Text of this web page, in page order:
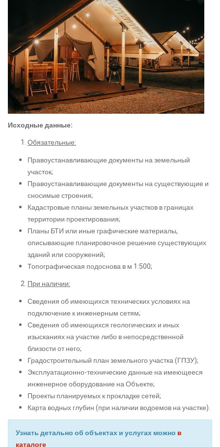
Исходные данные:
Обязательные:
Правоустанавливающие документы на земельный
участок;
Правоустанавливающие документы на существующие и
сносимые строения;
Кадастровые планы земельных участков в границах
территории проектирования;
Планы БТИ или иные графические материалы,
описывающие планировочное решение существующих
зданий или сооружений;
Топографическая подоснова в м 1:500;
При наличии:
Сведения об имеющихся технических условиях на
подключение к инженерным сетям;
Сведения об имеющихся геологических и иных
изысканиях на участке либо в непосредственной
близости от него;
Градостроительный план земельного участка (ГПЗУ);
Эксплуатационно-технические данные на имеющееся
инженерное оборудование на Объекте;
Проекты планируемых к прокладке сетей;
Карта водных глубин (при наличии водоемов на участке).
Узнать детально об объектах и услугах можно в